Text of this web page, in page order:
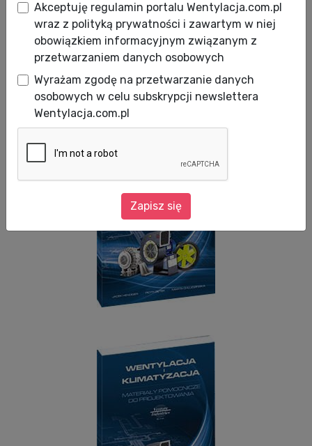
WENTYLACJA i
KLIMATYZACJA - materiały
pomocnicze do projektowania
Data publikacji: 27.10.2009
Data aktualizacji: 08.01.2010
Akceptuję regulamin portalu Wentylacja.com.pl
wraz z polityką prywatności i zawartym w niej
obowiązkiem informacyjnym związanym z
przetwarzaniem danych osobowych
Wyrażam zgodę na przetwarzanie danych
osobowych w celu subskrypcji newslettera
Wentylacja.com.pl
Zapisz się